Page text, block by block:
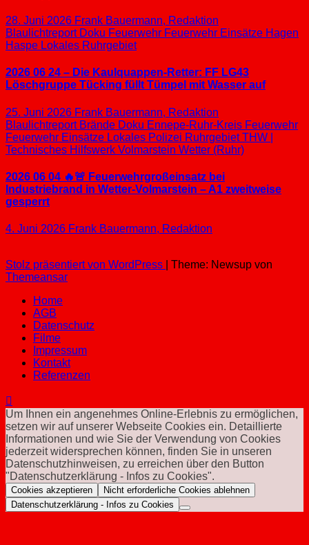
28. Juni 2026 Frank Bauermann, Redaktion
Blaulichtreport Doku Feuerwehr Feuerwehr Einsätze Hagen
Haspe Lokales Ruhrgebiet
2026 06 24 – Die Kaulquappen-Retter: FF LG43
Löschgruppe Tücking füllt Tümpel mit Wasser auf
25. Juni 2026 Frank Bauermann, Redaktion
Blaulichtreport Brände Doku Ennepe-Ruhr-Kreis Feuerwehr
Feuerwehr Einsätze Lokales Polizei RuhrgebietTHW |
Technisches Hilfswerk Volmarstein Wetter (Ruhr)
2026 06 04 🔥🚨 Feuerwehrgroßeinsatz bei
Industriebrand in Wetter-Volmarstein – A1 zweitweise
gesperrt
4. Juni 2026 Frank Bauermann, Redaktion
Stolz präsentiert von WordPress
Theme: Newsup von
Themeansar
Home
AGB
Datenschutz
Filme
Impressum
Kontakt
Referenzen
Um Ihnen ein angenehmes Online-Erlebnis zu ermöglichen,
setzen wir auf unserer Webseite Cookies ein. Detaillierte
Informationen und wie Sie der Verwendung von Cookies
jederzeit widersprechen können, finden Sie in unseren
Datenschutzhinweisen, zu erreichen über den Button
"Datenschutzerklärung - Infos zu Cookies".
Cookies akzeptieren
Nicht erforderliche Cookies ablehnen
Datenschutzerklärung - Infos zu Cookies